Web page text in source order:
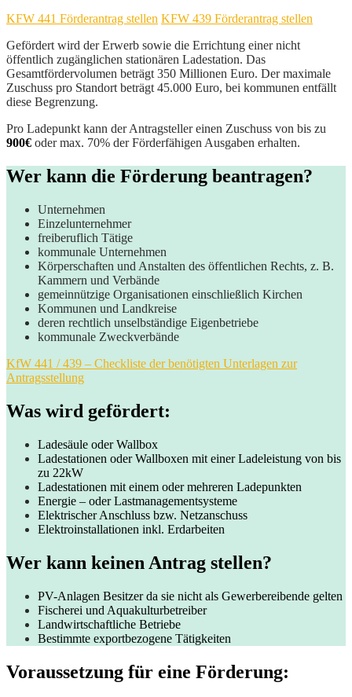
KFW 441 Förderantrag stellen KFW 439 Förderantrag stellen
Gefördert wird der Erwerb sowie die Errichtung einer nicht
öffentlich zugänglichen stationären Ladestation. Das
Gesamtfördervolumen beträgt 350 Millionen Euro. Der maximale
Zuschuss pro Standort beträgt 45.000 Euro, bei kommunen entfällt
diese Begrenzung.
Pro Ladepunkt kann der Antragsteller einen Zuschuss von bis zu
900€ oder max. 70% der Förderfähigen Ausgaben erhalten.
Wer kann die Förderung beantragen?
Unternehmen
Einzelunternehmer
freiberuflich Tätige
kommunale Unternehmen
Körperschaften und Anstalten des öffentlichen Rechts, z. B.
Kammern und Verbände
gemeinnützige Organisationen einschließlich Kirchen
Kommunen und Landkreise
deren rechtlich unselbständige Eigen­betriebe
kommunale Zweckverbände
KfW 441 / 439 – Checkliste der benötigten Unterlagen zur
Antragsstellung
Was wird gefördert:
Ladesäule oder Wallbox
Ladestationen oder Wallboxen mit einer Ladeleistung von bis
zu 22kW
Ladestationen mit einem oder mehreren Ladepunkten
Energie – oder Lastmanagementsysteme
Elektrischer Anschluss bzw. Netzanschuss
Elektroinstallationen inkl. Erdarbeiten
Wer kann keinen Antrag stellen?
PV-Anlagen Besitzer da sie nicht als Gewerbereibende gelten
Fischerei und Aquakulturbetreiber
Landwirtschaftliche Betriebe
Bestimmte exportbezogene Tätigkeiten
Voraussetzung für eine Förderung: